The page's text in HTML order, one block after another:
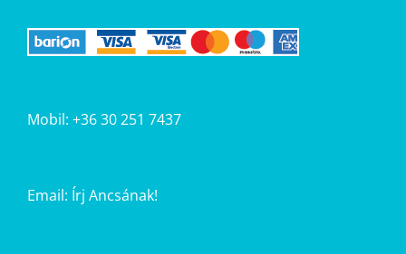
Mobil: +36 30 251 7437
Email: Írj Ancsának!